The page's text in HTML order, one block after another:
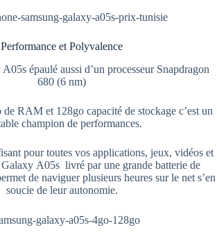
Performance et Polyvalence
épaulé aussi d’un processeur Snapdragon
680 (6 nm)
de RAM et 128go capacité de stockage c’est un
champion de performances.
pour toutes vos applications, jeux, vidéos et
A05s livré par une grande batterie de
de naviguer plusieurs heures sur le net s’en
soucie de leur autonomie.